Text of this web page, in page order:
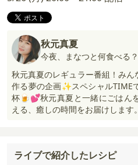
秋元真夏
今夜、まなつと何食べる？
秋元真夏のレギュラー番組！み
作る夢の企画✨スペシャルTIME
杯🍺💕秋元真夏と一緒にごはん
える、癒しの時間をお届けします。
ライブで紹介したレシピ